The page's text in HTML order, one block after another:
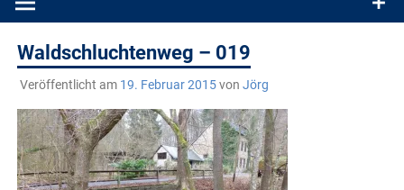
Waldschluchtenweg – 019
Veröffentlicht am 19. Februar 2015von Jörg